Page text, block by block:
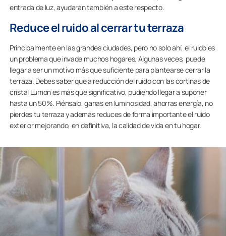
entrada de luz, ayudarán también a este respecto.
Reduce el ruido al cerrar tu terraza
Principalmente en las grandes ciudades, pero no solo ahí, el ruido es
un problema que invade muchos hogares. Algunas veces, puede
llegar a ser un motivo más que suficiente para plantearse cerrar la
terraza. Debes saber que a reducción del ruido con las cortinas de
cristal Lumon es más que significativo, pudiendo llegar a suponer
hasta un 50%. Piénsalo, ganas en luminosidad, ahorras energía, no
pierdes tu terraza y además reduces de forma importante el ruido
exterior mejorando, en definitiva, la calidad de vida en tu hogar.